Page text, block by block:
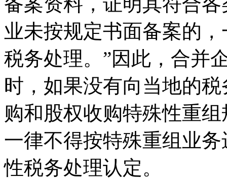
业未按规定书面备案的
税务处理。”因此，合并
时，如果没有向当地的
购和股权收购特殊性重
一律不得按特殊重组业
性税务处理认定。